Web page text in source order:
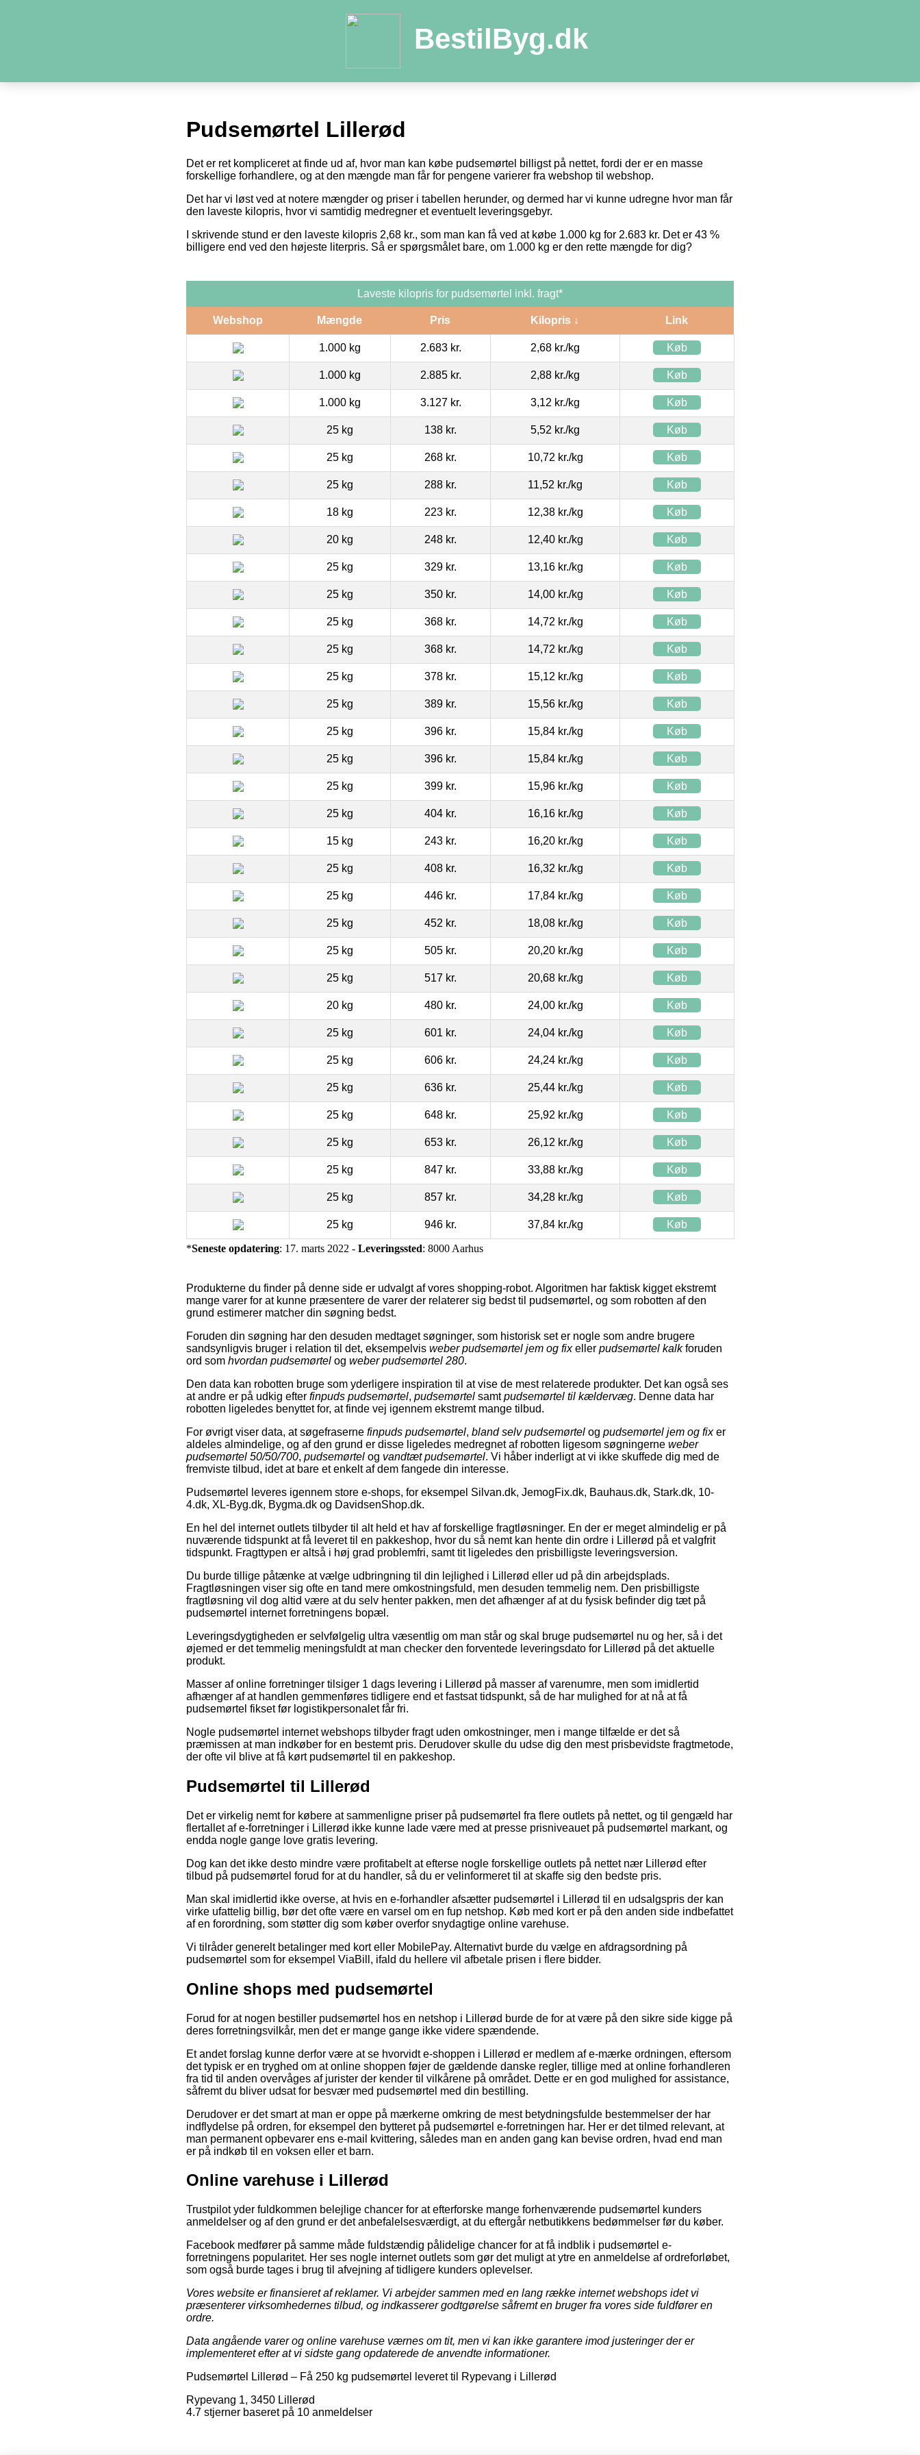
BestilByg.dk
Pudsemørtel Lillerød
Det er ret kompliceret at finde ud af, hvor man kan købe pudsemørtel billigst på nettet, fordi der er en masse
forskellige forhandlere, og at den mængde man får for pengene varierer fra webshop til webshop.
Det har vi løst ved at notere mængder og priser i tabellen herunder, og dermed har vi kunne udregne hvor man får
den laveste kilopris, hvor vi samtidig medregner et eventuelt leveringsgebyr.
I skrivende stund er den laveste kilopris 2,68 kr., som man kan få ved at købe 1.000 kg for 2.683 kr. Det er 43 %
billigere end ved den højeste literpris. Så er spørgsmålet bare, om 1.000 kg er den rette mængde for dig?
Laveste kilopris for pudsemørtel inkl. fragt*
Webshop Mængde Pris Kilopris ↓ Link
1.000 kg 2.683 kr. 2,68 kr./kg Køb
1.000 kg 2.885 kr. 2,88 kr./kg Køb
1.000 kg 3.127 kr. 3,12 kr./kg Køb
25 kg 138 kr. 5,52 kr./kg Køb
25 kg 268 kr. 10,72 kr./kg Køb
25 kg 288 kr. 11,52 kr./kg Køb
18 kg 223 kr. 12,38 kr./kg Køb
20 kg 248 kr. 12,40 kr./kg Køb
25 kg 329 kr. 13,16 kr./kg Køb
25 kg 350 kr. 14,00 kr./kg Køb
25 kg 368 kr. 14,72 kr./kg Køb
25 kg 368 kr. 14,72 kr./kg Køb
25 kg 378 kr. 15,12 kr./kg Køb
25 kg 389 kr. 15,56 kr./kg Køb
25 kg 396 kr. 15,84 kr./kg Køb
25 kg 396 kr. 15,84 kr./kg Køb
25 kg 399 kr. 15,96 kr./kg Køb
25 kg 404 kr. 16,16 kr./kg Køb
15 kg 243 kr. 16,20 kr./kg Køb
25 kg 408 kr. 16,32 kr./kg Køb
25 kg 446 kr. 17,84 kr./kg Køb
25 kg 452 kr. 18,08 kr./kg Køb
25 kg 505 kr. 20,20 kr./kg Køb
25 kg 517 kr. 20,68 kr./kg Køb
20 kg 480 kr. 24,00 kr./kg Køb
25 kg 601 kr. 24,04 kr./kg Køb
25 kg 606 kr. 24,24 kr./kg Køb
25 kg 636 kr. 25,44 kr./kg Køb
25 kg 648 kr. 25,92 kr./kg Køb
25 kg 653 kr. 26,12 kr./kg Køb
25 kg 847 kr. 33,88 kr./kg Køb
25 kg 857 kr. 34,28 kr./kg Køb
25 kg 946 kr. 37,84 kr./kg Køb
*Seneste opdatering: 17. marts 2022 - Leveringssted: 8000 Aarhus
Produkterne du finder på denne side er udvalgt af vores shopping-robot. Algoritmen har faktisk kigget ekstremt
mange varer for at kunne præsentere de varer der relaterer sig bedst til pudsemørtel, og som robotten af den
grund estimerer matcher din søgning bedst.
Foruden din søgning har den desuden medtaget søgninger, som historisk set er nogle som andre brugere
sandsynligvis bruger i relation til det, eksempelvis weber pudsemørtel jem og fixeller pudsemørtel kalkforuden
ord som hvordan pudsemørtel og weber pudsemørtel 280.
Den data kan robotten bruge som yderligere inspiration til at vise de mest relaterede produkter. Det kan også ses
at andre er på udkig efter finpuds pudsemørtel, pudsemørtel samtpudsemørtel til kældervæg. Denne data har
robotten ligeledes benyttet for, at finde vej igennem ekstremt mange tilbud.
For øvrigt viser data, at søgefraserne finpuds pudsemørtel, bland selv pudsemørtel og pudsemørtel jem og fixer
aldeles almindelige, og af den grund er disse ligeledes medregnet af robotten ligesom søgningerne weber
pudsemørtel 50/50/700, pudsemørtel og vandtæt pudsemørtel. Vi håber inderligt at vi ikke skuffede dig med de
fremviste tilbud, idet at bare et enkelt af dem fangede din interesse.
Pudsemørtel leveres igennem store e-shops, for eksempel Silvan.dk, JemogFix.dk, Bauhaus.dk, Stark.dk, 10-
4.dk, XL-Byg.dk, Bygma.dk og DavidsenShop.dk.
En hel del internet outlets tilbyder til alt held et hav af forskellige fragtløsninger. En der er meget almindelig er på
nuværende tidspunkt at få leveret til en pakkeshop, hvor du så nemt kan hente din ordre i Lillerød på et valgfrit
tidspunkt. Fragttypen er altså i høj grad problemfri, samt tit ligeledes den prisbilligste leveringsversion.
Du burde tillige påtænke at vælge udbringning til din lejlighed i Lillerød eller ud på din arbejdsplads.
Fragtløsningen viser sig ofte en tand mere omkostningsfuld, men desuden temmelig nem. Den prisbilligste
fragtløsning vil dog altid være at du selv henter pakken, men det afhænger af at du fysisk befinder dig tæt på
pudsemørtel internet forretningens bopæl.
Leveringsdygtigheden er selvfølgelig ultra væsentlig om man står og skal bruge pudsemørtel nu og her, så i det
øjemed er det temmelig meningsfuldt at man checker den forventede leveringsdato for Lillerød på det aktuelle
produkt.
Masser af online forretninger tilsiger 1 dags levering i Lillerød på masser af varenumre, men som imidlertid
afhænger af at handlen gemmenføres tidligere end et fastsat tidspunkt, så de har mulighed for at nå at få
pudsemørtel fikset før logistikpersonalet får fri.
Nogle pudsemørtel internet webshops tilbyder fragt uden omkostninger, men i mange tilfælde er det så
præmissen at man indkøber for en bestemt pris. Derudover skulle du udse dig den mest prisbevidste fragtmetode,
der ofte vil blive at få kørt pudsemørtel til en pakkeshop.
Pudsemørtel til Lillerød
Det er virkelig nemt for købere at sammenligne priser på pudsemørtel fra flere outlets på nettet, og til gengæld har
flertallet af e-forretninger i Lillerød ikke kunne lade være med at presse prisniveauet på pudsemørtel markant, og
endda nogle gange love gratis levering.
Dog kan det ikke desto mindre være profitabelt at efterse nogle forskellige outlets på nettet nær Lillerød efter
tilbud på pudsemørtel forud for at du handler, så du er velinformeret til at skaffe sig den bedste pris.
Man skal imidlertid ikke overse, at hvis en e-forhandler afsætter pudsemørtel i Lillerød til en udsalgspris der kan
virke ufattelig billig, bør det ofte være en varsel om en fup netshop. Køb med kort er på den anden side indbefattet
af en forordning, som støtter dig som køber overfor snydagtige online varehuse.
Vi tilråder generelt betalinger med kort eller MobilePay. Alternativt burde du vælge en afdragsordning på
pudsemørtel som for eksempel ViaBill, ifald du hellere vil afbetale prisen i flere bidder.
Online shops med pudsemørtel
Forud for at nogen bestiller pudsemørtel hos en netshop i Lillerød burde de for at være på den sikre side kigge på
deres forretningsvilkår, men det er mange gange ikke videre spændende.
Et andet forslag kunne derfor være at se hvorvidt e-shoppen i Lillerød er medlem af e-mærke ordningen, eftersom
det typisk er en tryghed om at online shoppen føjer de gældende danske regler, tillige med at online forhandleren
fra tid til anden overvåges af jurister der kender til vilkårene på området. Dette er en god mulighed for assistance,
såfremt du bliver udsat for besvær med pudsemørtel med din bestilling.
Derudover er det smart at man er oppe på mærkerne omkring de mest betydningsfulde bestemmelser der har
indflydelse på ordren, for eksempel den bytteret på pudsemørtel e-forretningen har. Her er det tilmed relevant, at
man permanent opbevarer ens e-mail kvittering, således man en anden gang kan bevise ordren, hvad end man
er på indkøb til en voksen eller et barn.
Online varehuse i Lillerød
Trustpilot yder fuldkommen belejlige chancer for at efterforske mange forhenværende pudsemørtel kunders
anmeldelser og af den grund er det anbefalelsesværdigt, at du eftergår netbutikkens bedømmelser før du køber.
Facebook medfører på samme måde fuldstændig pålidelige chancer for at få indblik i pudsemørtel e-
forretningens popularitet. Her ses nogle internet outlets som gør det muligt at ytre en anmeldelse af ordreforløbet,
som også burde tages i brug til afvejning af tidligere kunders oplevelser.
Vores website er finansieret af reklamer. Vi arbejder sammen med en lang række internet webshops idet vi
præsenterer virksomhedernes tilbud, og indkasserer godtgørelse såfremt en bruger fra vores side fuldfører en
ordre.
Data angående varer og online varehuse værnes om tit, men vi kan ikke garantere imod justeringer der er
implementeret efter at vi sidste gang opdaterede de anvendte informationer.
Pudsemørtel Lillerød – Få 250 kg pudsemørtel leveret til Rypevang i Lillerød
Rypevang 1, 3450 Lillerød
4.7 stjerner baseret på 10 anmeldelser